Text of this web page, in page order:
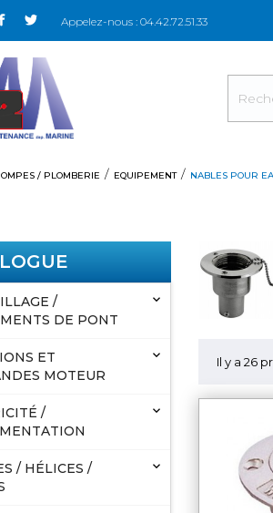
Appelez-nous : 04.42.72.51.33
/ PLOMBERIE EQUIPEMENT NABLES POUR
/
DE PONT

ET
MOTEUR

/

/ HÉLICES /

Il y a 26